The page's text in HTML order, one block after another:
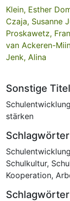
Klein, Esther
Czaja, Susanne
Proskawetz,
van Ackeren-
Jenk, Alina
Sonstige Titel
stärken
Schlagwörter
Schulentwicklung
Schulkultur,
Kooperation,